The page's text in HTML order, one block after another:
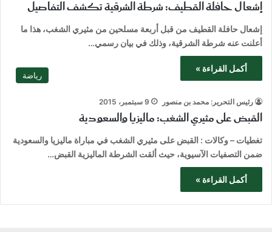
إشعال حافلة القطيف: شرطة الشرقية تكشف التفاصيل
إشعال حافلة القطيف من قبل أربعة مسلحين من مثيري الشغب، هذا ما
أعلنت عنه شرطة الشرقية، وذلك في بيان رسمي…
أكمل القراءة »
رياضة
رئيس التحرير: محمد بن منصور 9 سبتمبر، 2015
القبض على مثيري الشغب: ماليزيا والسعودية
تغطيات – وكالات : القبض على مثيري الشغب في مباراة ماليزيا والسعودية
ضمن التصفيات الآسيوية، حيث ألقت الشرطة الماليزية القبض…
أكمل القراءة »